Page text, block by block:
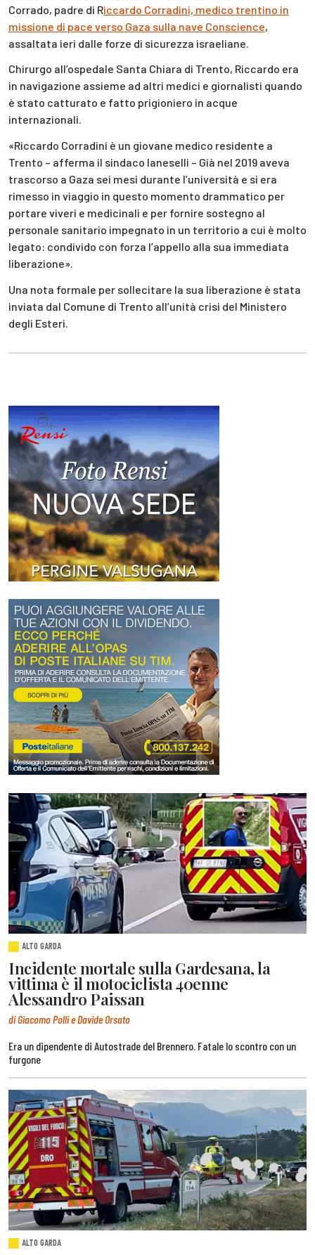
Corrado, padre di Riccardo Corradini, medico trentino in
missione di pace verso Gaza sulla nave Conscience,
assaltata ieri dalle forze di sicurezza israeliane.
Chirurgo all’ospedale Santa Chiara di Trento, Riccardo era
in navigazione assieme ad altri medici e giornalisti quando
è stato catturato e fatto prigioniero in acque
internazionali.
«Riccardo Corradini è un giovane medico residente a
Trento – afferma il sindaco Ianeselli – Già nel 2019 aveva
trascorso a Gaza sei mesi durante l’università e si era
rimesso in viaggio in questo momento drammatico per
portare viveri e medicinali e per fornire sostegno al
personale sanitario impegnato in un territorio a cui è molto
legato: condivido con forza l’appello alla sua immediata
liberazione».
Una nota formale per sollecitare la sua liberazione è stata
inviata dal Comune di Trento all’unità crisi del Ministero
degli Esteri.
ALTO GARDA
Incidente mortale sulla Gardesana, la
vittima è il motociclista 40enne
Alessandro Paissan
di Giacomo Polli e Davide Orsato
Era un dipendente di Autostrade del Brennero. Fatale lo scontro con un
furgone
ALTO GARDA